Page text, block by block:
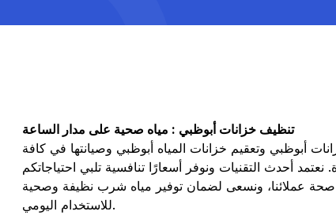
تنظيف خزانات أبوظبي : مياه صحية على مدار الساعة
أبوظبي وتعقيم خزانات المياه أبوظبي وصيانتها في كافة
صحة عملائنا، ونسعى لضمان توفير مياه شرب نظيفة وصحية
للاستخدام اليومي.